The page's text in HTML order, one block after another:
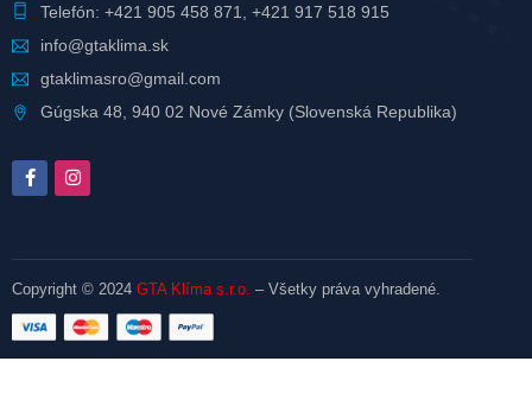
Telefón: +421 905 458 871
+421 917 518 915
info@gtaklima.sk
gtaklimasro@gmail.com
Gúgska 48, 940 02 Nové Zámky (Slovenská Republika)
Copyright © 2024 GTA Klíma s.r.o. – Všetky práva vyhradené.